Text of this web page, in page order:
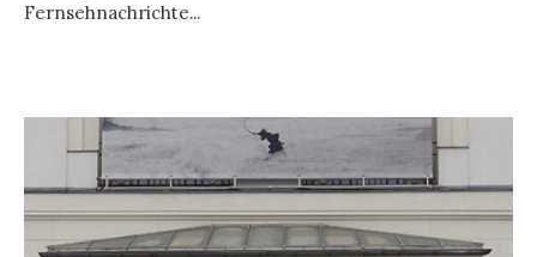
Fernsehnachrichte...